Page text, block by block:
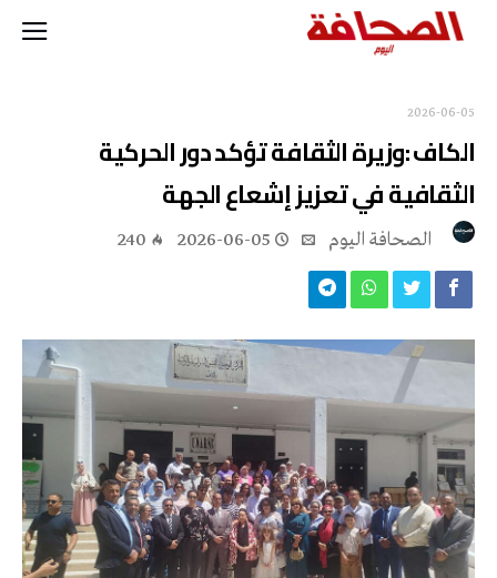
2026-06-05
الكاف :وزيرة الثقافة تؤكد دور الحركية
الثقافية في تعزيز إشعاع الجهة
2026-06-05
240